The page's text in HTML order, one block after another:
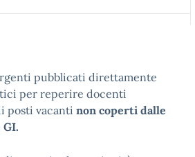
pubblicati direttamente
per reperire docenti
posti vacanti non coperti dalle
GI.